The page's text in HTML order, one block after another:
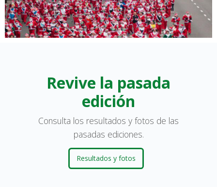
Revive la pasada
edición
Consulta los resultados y fotos de las
pasadas ediciones.
Resultados y fotos